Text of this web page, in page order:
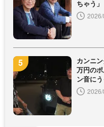
ちゃう」
カンニ
万円の
ン音に